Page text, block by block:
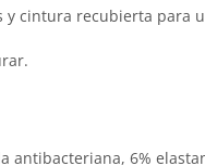
y cintura recubierta para
antibacteriana, 6%